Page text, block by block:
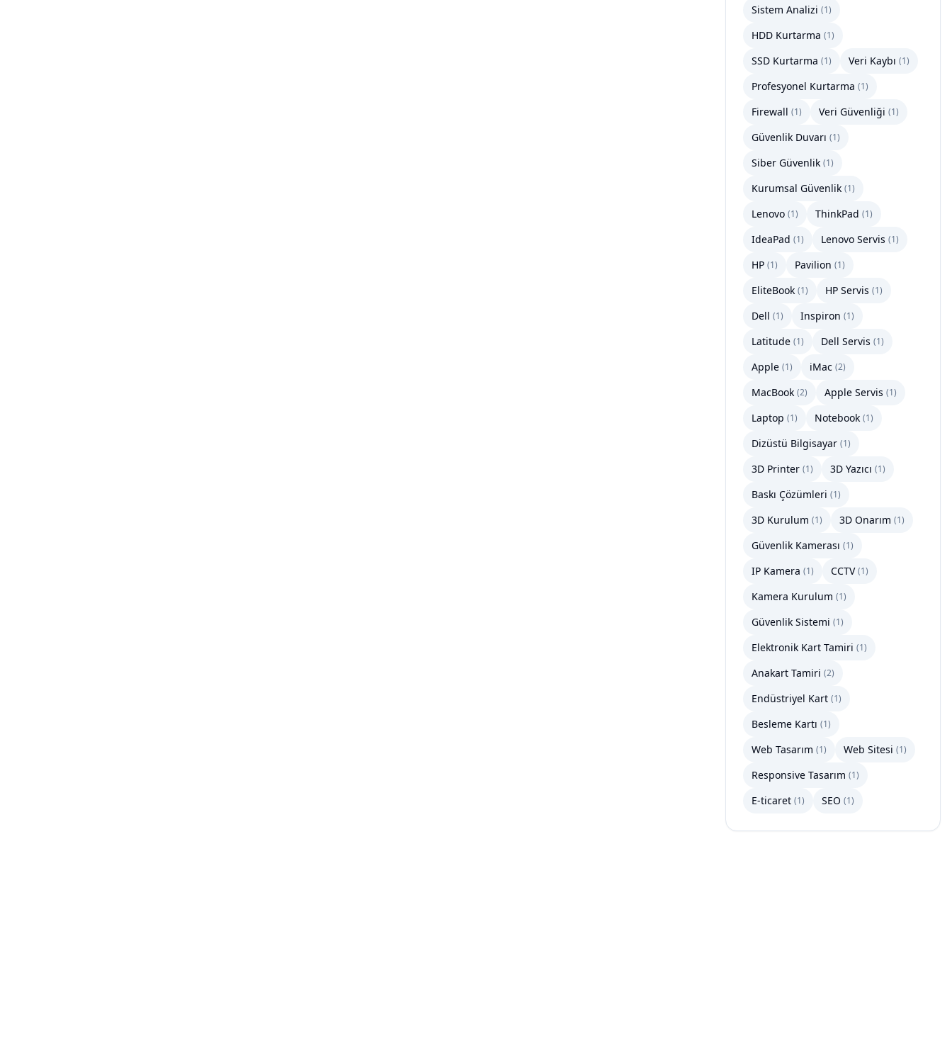
Sistem Analizi (1)
HDD Kurtarma (1)
SSD Kurtarma (1) Veri Kaybı (1)
Profesyonel Kurtarma (1)
Firewall (1) Veri Güvenliği (1)
Güvenlik Duvarı (1)
Siber Güvenlik (1)
Kurumsal Güvenlik (1)
Lenovo (1) ThinkPad (1)
IdeaPad (1) Lenovo Servis (1)
HP (1) Pavilion (1)
EliteBook (1) HP Servis (1)
Dell (1) Inspiron (1)
Latitude (1) Dell Servis (1)
Apple (1) iMac (2)
MacBook (2) Apple Servis (1)
Laptop (1) Notebook (1)
Dizüstü Bilgisayar (1)
3D Printer (1) 3D Yazıcı (1)
Baskı Çözümleri (1)
3D Kurulum (1) 3D Onarım (1)
Güvenlik Kamerası (1)
IP Kamera (1) CCTV (1)
Kamera Kurulum (1)
Güvenlik Sistemi (1)
Elektronik Kart Tamiri (1)
Anakart Tamiri (2)
Endüstriyel Kart (1)
Besleme Kartı (1)
Web Tasarım (1) Web Sitesi (1)
Responsive Tasarım (1)
E-ticaret (1) SEO (1)